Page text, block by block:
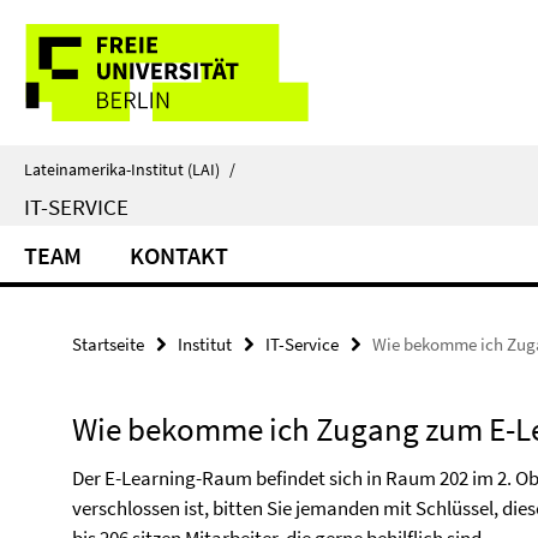
direkt
Inhalt
Service-
Navigation
Lateinamerika-Institut (LAI) /
IT-SERVICE
TEAM KONTAKT
Startseite Institut IT-Service Wie bekomme ich
Wie bekomme ich Zugang zum E-
Der E-Learning-Raum befindet sich in Raum 202 im 2.
verschlossen ist, bitten Sie jemanden mit Schlüssel,